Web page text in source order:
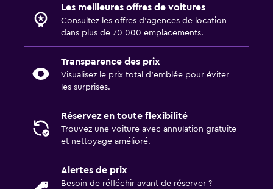
Les meilleures offres de voitures
Consultez les offres d’agences de location
dans plus de 70 000 emplacements.
Transparence des prix
Visualisez le prix total d’emblée pour éviter
les surprises.
Réservez en toute flexibilité
Trouvez une voiture avec annulation gratuite
et nettoyage amélioré.
Alertes de prix
Besoin de réfléchir avant de réserver ?